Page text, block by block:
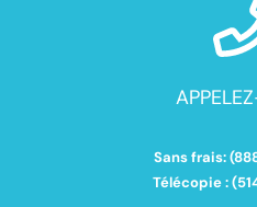
Sans frais:
Télécopie :